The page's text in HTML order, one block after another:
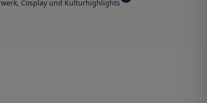
Cosplay und Kulturhighlights